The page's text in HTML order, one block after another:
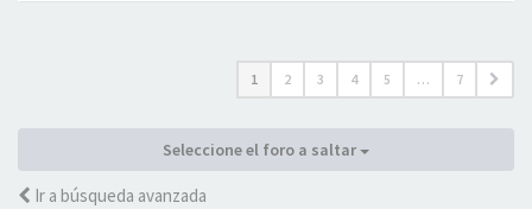
1 2 3 4 5 … 7
Seleccione el foro a saltar
Ir a búsqueda avanzada